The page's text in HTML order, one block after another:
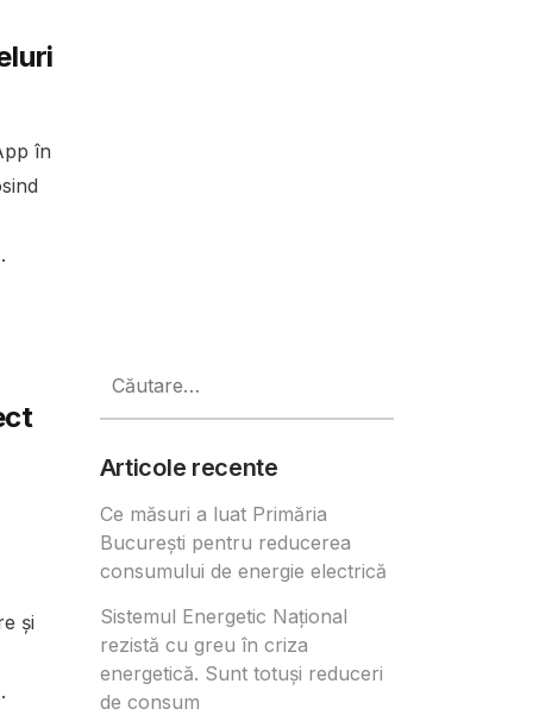
în
și
după:
Articole recente
Ce măsuri a luat Primăria
București pentru reducerea
consumului de energie electrică
Sistemul Energetic Național
rezistă cu greu în criza
energetică. Sunt totuși reduceri
de consum